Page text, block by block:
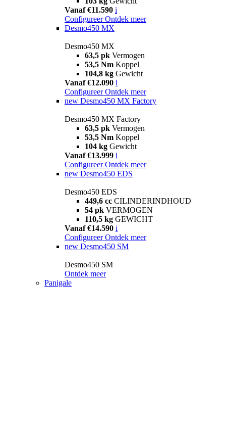
Vanaf €11.590 i
Configureer Ontdek meer
Desmo450 MX
Desmo450 MX
63,5 pk Vermogen
53,5 Nm Koppel
104,8 kg Gewicht
Vanaf €12.090 i
Configureer Ontdek meer
new Desmo450 MX Factory
Desmo450 MX Factory
63,5 pk Vermogen
53,5 Nm Koppel
104 kg Gewicht
Vanaf €13.999 i
Configureer Ontdek meer
new Desmo450 EDS
Desmo450 EDS
449,6 cc CILINDERINDHOUD
54 pk VERMOGEN
110,5 kg GEWICHT
Vanaf €14.590 i
Configureer Ontdek meer
new Desmo450 SM
Desmo450 SM
Ontdek meer
Panigale